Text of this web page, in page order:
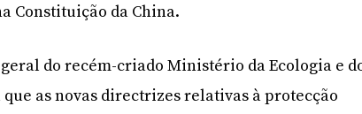
Constituição da China.
do recém-criado Ministério da Ecologia e
as novas directrizes relativas à protecção